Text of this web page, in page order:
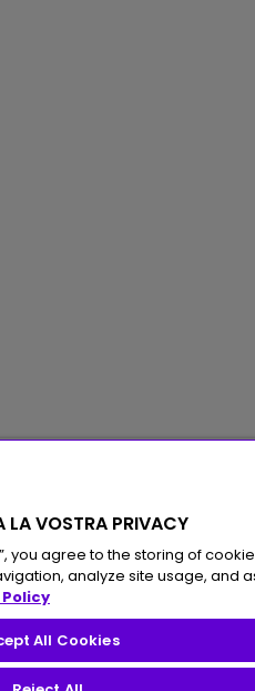
LA VOSTRA PRIVACY
you agree to the storing of
analyze site usage, and
All Cookies